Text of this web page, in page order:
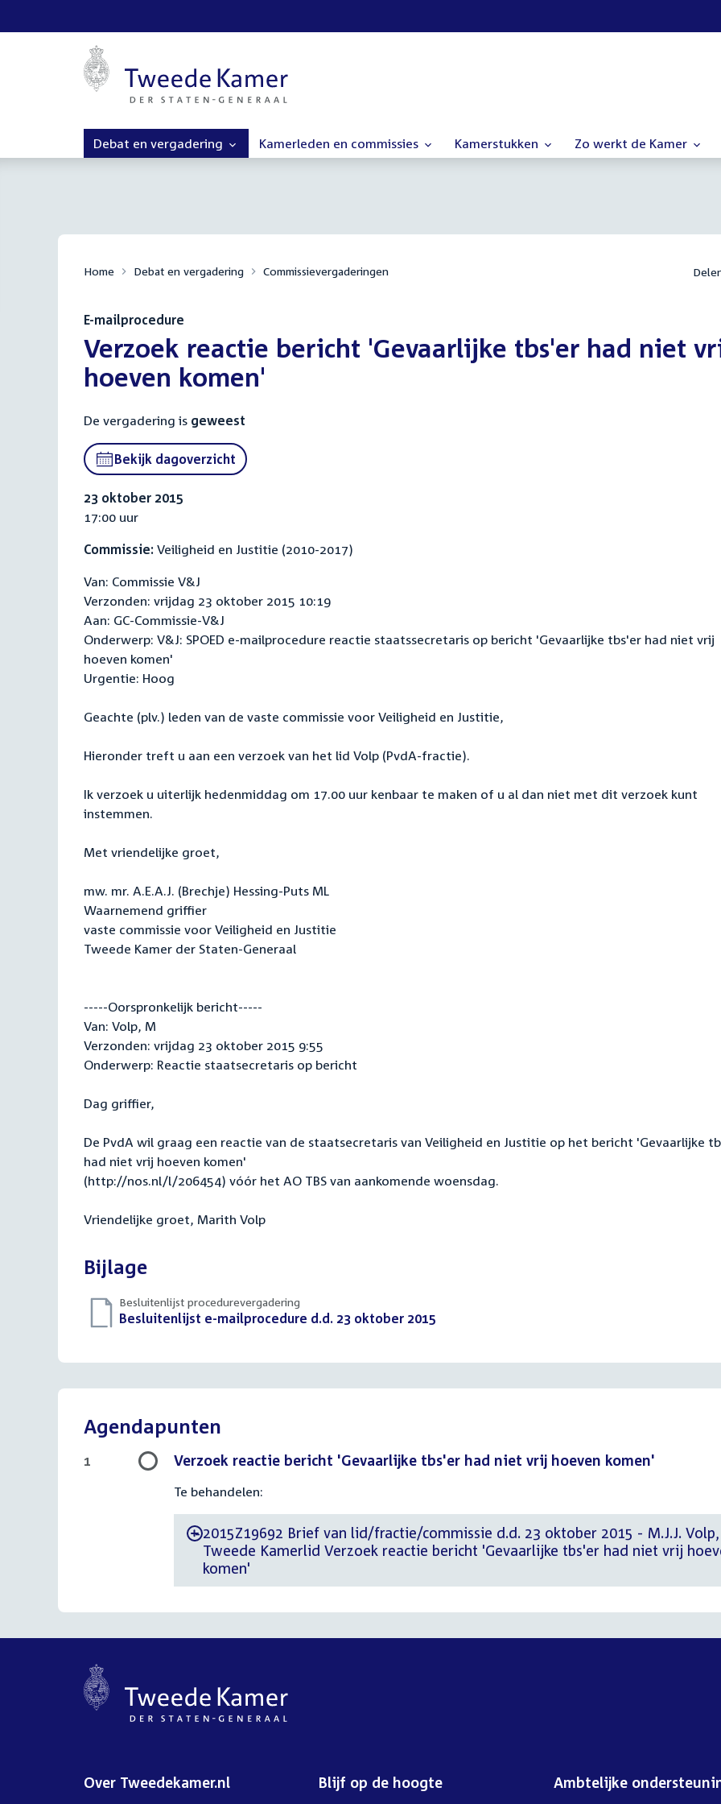
Debat en vergadering Kamerleden en commissies Kamerstukken Zo werkt de Kamer
Home Debat en vergadering Commissievergaderingen
E-mailprocedure
:Verzoek reactie bericht 'Gevaarlijke tbs'er had niet
hoeven komen'
De vergadering is geweest
Bekijk dagoverzicht
23 oktober 2015
17:00 uur
Commissie: Veiligheid en Justitie (2010-2017)
Van: Commissie V&J
Verzonden: vrijdag 23 oktober 2015 10:19
Aan: GC-Commissie-V&J
Onderwerp: V&J: SPOED e-mailprocedure reactie staatssecretaris op bericht 'Gevaarlijke tbs'er had niet vrij
hoeven komen'
Urgentie: Hoog
Geachte (plv.) leden van de vaste commissie voor Veiligheid en Justitie,
Hieronder treft u aan een verzoek van het lid Volp (PvdA-fractie).
Ik verzoek u uiterlijk hedenmiddag om 17.00 uur kenbaar te maken of u al dan niet met dit verzoek kunt
instemmen.
Met vriendelijke groet,
mw. mr. A.E.A.J. (Brechje) Hessing-Puts ML
Waarnemend griffier
vaste commissie voor Veiligheid en Justitie
Tweede Kamer der Staten-Generaal
-----Oorspronkelijk bericht-----
Van: Volp, M
Verzonden: vrijdag 23 oktober 2015 9:55
Onderwerp: Reactie staatsecretaris op bericht
Dag griffier,
De PvdA wil graag een reactie van de staatsecretaris van Veiligheid en Justitie op het bericht 'Gevaarlijke
had niet vrij hoeven komen'
(http://nos.nl/l/206454) vóór het AO TBS van aankomende woensdag.
Vriendelijke groet, Marith Volp
Bijlage
Besluitenlijst procedurevergadering
Download
Besluitenlijst e-mailprocedure d.d. 23 oktober 2015
Agendapunten
Verzoek reactie bericht 'Gevaarlijke tbs'er had niet vrij hoeven komen'
Te behandelen:
-2015Z19692 Brief van lid/fractie/commissie d.d. 23 oktober 2015 - M.J.J. Volp,
Tweede Kamerlid Verzoek reactie bericht 'Gevaarlijke tbs'er had niet vrij
komen'
1
Over Tweedekamer.nl Blijf op de hoogte Ambtelijke